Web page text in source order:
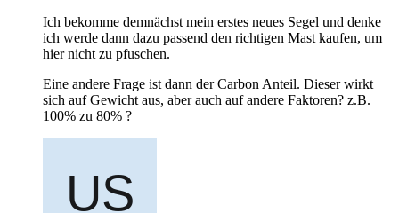
Ich bekomme demnächst mein erstes neues Segel und denke
ich werde dann dazu passend den richtigen Mast kaufen, um
hier nicht zu pfuschen.
Eine andere Frage ist dann der Carbon Anteil. Dieser wirkt
sich auf Gewicht aus, aber auch auf andere Faktoren? z.B.
100% zu 80% ?